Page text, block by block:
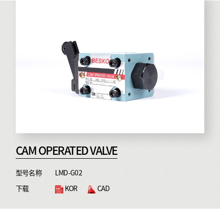
CAM OPERATED VALVE
型号名称
LMD-G02
下载
KOR CAD